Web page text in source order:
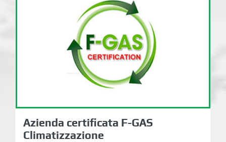
Azienda certificata F-
GAS Climatizzazione
Azienda certificata F-GAS
Climatizzazione